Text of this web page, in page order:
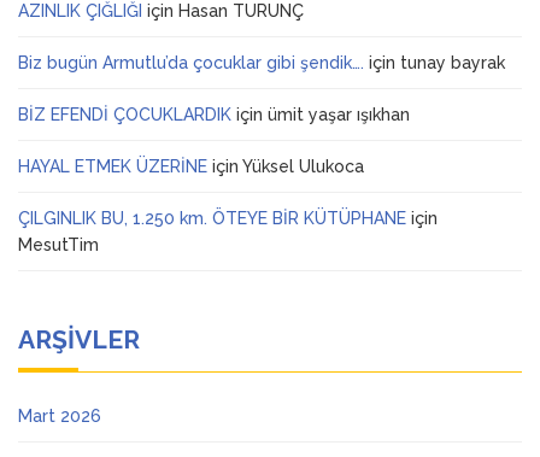
AZINLIK ÇIĞLIĞI için Hasan TURUNÇ
Biz bugün Armutlu’da çocuklar gibi şendik…. için tunay bayrak
BİZ EFENDİ ÇOCUKLARDIK için ümit yaşar ışıkhan
HAYAL ETMEK ÜZERİNE için Yüksel Ulukoca
ÇILGINLIK BU, 1.250 km. ÖTEYE BİR KÜTÜPHANE için
MesutTim
ARŞIVLER
Mart 2026